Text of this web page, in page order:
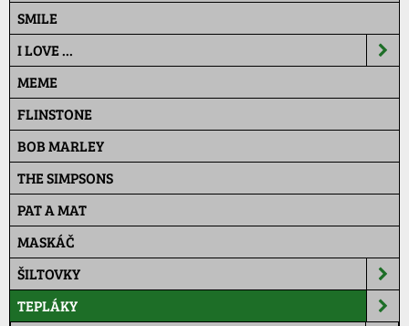
SMILE
I LOVE ...
MEME
FLINSTONE
BOB MARLEY
THE SIMPSONS
PAT A MAT
MASKÁČ
ŠILTOVKY
TEPLÁKY